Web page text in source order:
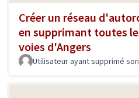
Créer un réseau
en supprimant toutes
voies d'Angers
Utilisateur ayant supprimé